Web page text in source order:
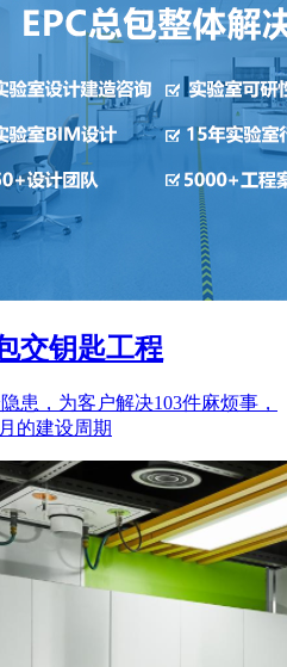
交钥匙工程
患，为客户解决103件麻烦事，
的建设周期